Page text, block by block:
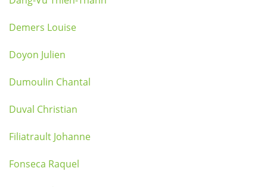
Demers Louise
Doyon Julien
Dumoulin Chantal
Duval Christian
Filiatrault Johanne
Fonseca Raquel